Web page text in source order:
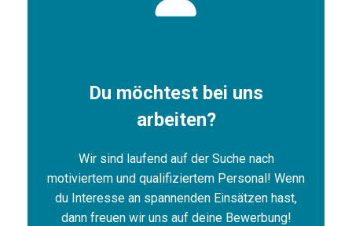
Du möchtest bei uns
arbeiten?
Wir sind laufend auf der Suche nach
motiviertem und qualifiziertem Personal! Wenn
du Interesse an spannenden Einsätzen hast,
dann freuen wir uns auf deine Bewerbung!